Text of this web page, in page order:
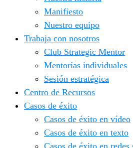
Manifiesto
Nuestro equipo
Trabaja con nosotros
Club Strategic Mentor
Mentorías individuales
Sesión estratégica
Centro de Recursos
Casos de éxito
Casos de éxito en vídeo
Casos de éxito en texto
Casos de éxito en redes